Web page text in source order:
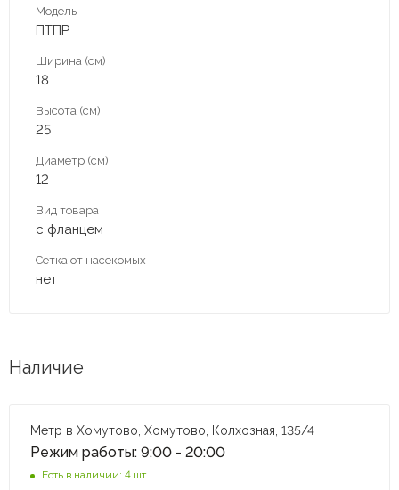
Модель
ПТПР
Ширина (см)
18
Высота (см)
25
Диаметр (см)
12
Вид товара
с фланцем
Сетка от насекомых
нет
Наличие
Метр в Хомутово, Хомутово, Колхозная, 135/4
Режим работы: 9:00 - 20:00
Есть в наличии: 4 шт